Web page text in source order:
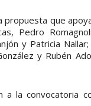
que
Pedro
y Patricia
y Rubén
a la convocatoria